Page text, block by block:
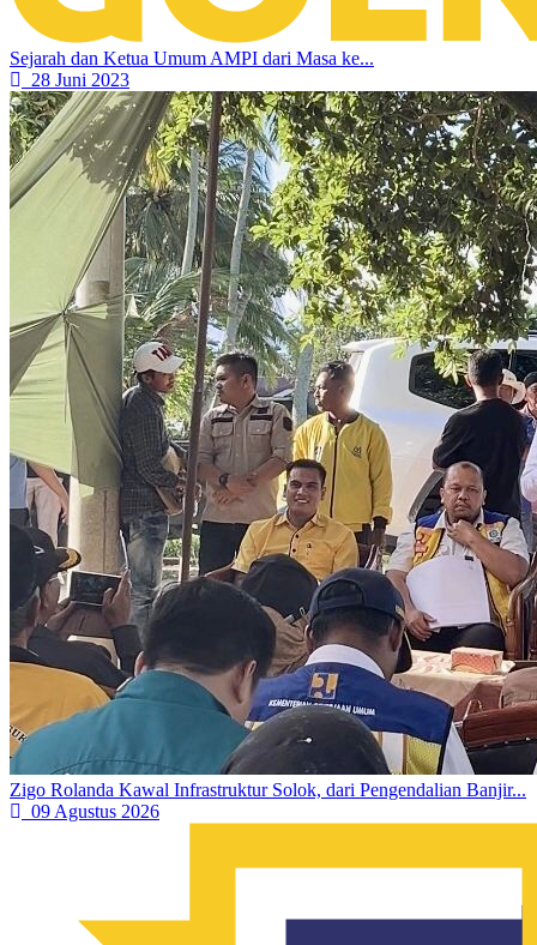
Sejarah dan Ketua Umum AMPI dari Masa ke...
28 Juni 2023
Zigo Rolanda Kawal Infrastruktur Solok, dari Pengendalian Banjir...
09 Agustus 2026